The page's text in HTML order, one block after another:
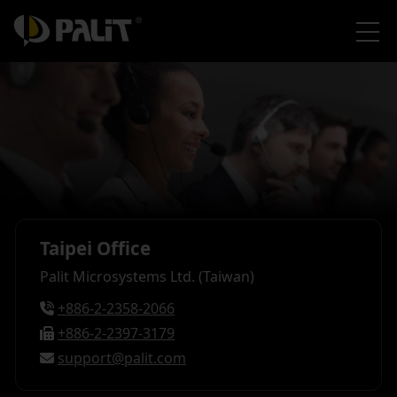
Taipei Office
Palit Microsystems Ltd. (Taiwan)
+886-2-2358-2066
+886-2-2397-3179
support@palit.com